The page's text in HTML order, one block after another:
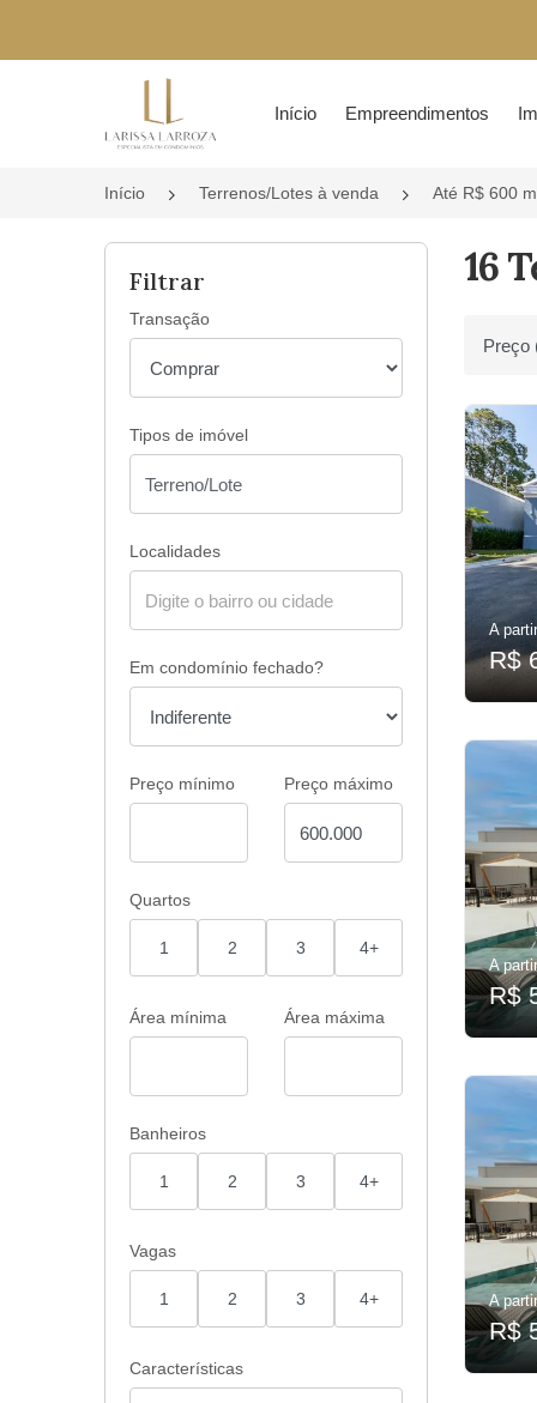
Início Empreendimentos
Início Terrenos/Lotes à venda Até R$ 600
Filtrar
Transação
Tipos de imóvel
Localidades
Em condomínio fechado?
Preço mínimo Preço máximo
Quartos
1 2 3 4+
Área mínima Área máxima
Banheiros
1 2 3 4+
Vagas
1 2 3 4+
Características
16
Ordenar
A
R$
A
R$
A
R$